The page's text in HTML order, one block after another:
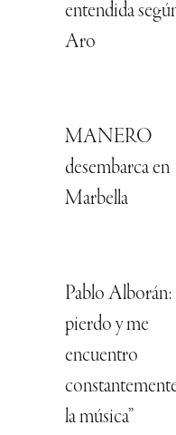
entendida
Aro
MANERO
desembarca en
Marbella
Pablo Alborán:
pierdo y me
encuentro
la música”